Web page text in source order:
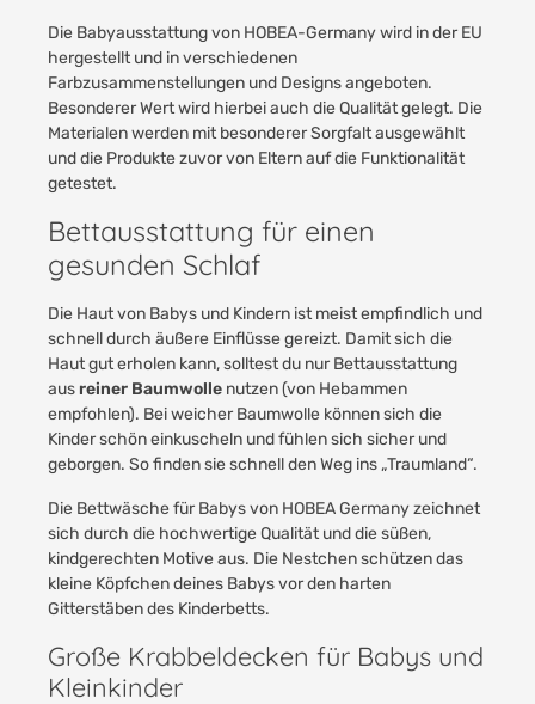
Die Babyausstattung von HOBEA-Germany wird in der EU
hergestellt und in verschiedenen
Farbzusammenstellungen und Designs angeboten.
Besonderer Wert wird hierbei auch die Qualität gelegt. Die
Materialen werden mit besonderer Sorgfalt ausgewählt
und die Produkte zuvor von Eltern auf die Funktionalität
getestet.
Bettausstattung für einen
gesunden Schlaf
Die Haut von Babys und Kindern ist meist empfindlich und
schnell durch äußere Einflüsse gereizt. Damit sich die
Haut gut erholen kann, solltest du nur Bettausstattung
aus reiner Baumwolle nutzen (von Hebammen
empfohlen). Bei weicher Baumwolle können sich die
Kinder schön einkuscheln und fühlen sich sicher und
geborgen. So finden sie schnell den Weg ins „Traumland“.
Die Bettwäschefür Babys von HOBEA Germany zeichnet
sich durch die hochwertige Qualität und die süßen,
kindgerechten Motive aus. Die Nestchenschützen das
kleine Köpfchen deines Babys vor den harten
Gitterstäben des Kinderbetts.
Große Krabbeldecken für Babys und
Kleinkinder